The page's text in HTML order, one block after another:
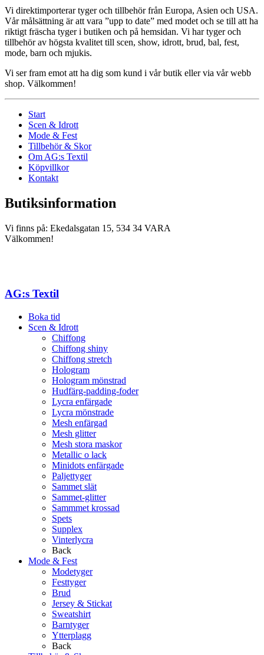
Vi direktimporterar tyger och tillbehör från Europa, Asien och USA.
Vår målsättning är att vara ”upp to date” med modet och se till att ha
riktigt fräscha tyger i butiken och på hemsidan. Vi har tyger och
tillbehör av högsta kvalitet till scen, show, idrott, brud, bal, fest,
mode, barn och mjukis.
Vi ser fram emot att ha dig som kund i vår butik eller via vår webb
shop. Välkommen!
Start
Scen & Idrott
Mode & Fest
Tillbehör & Skor
Om AG:s Textil
Köpvillkor
Kontakt
Butiksinformation
Vi finns på: Ekedalsgatan 15, 534 34 VARA
Välkommen!
AG:s Textil
Boka tid
Scen & Idrott
Chiffong
Chiffong shiny
Chiffong stretch
Hologram
Hologram mönstrad
Hudfärg-padding-foder
Lycra enfärgade
Lycra mönstrade
Mesh enfärgad
Mesh glitter
Mesh stora maskor
Metallic o lack
Minidots enfärgade
Paljettyger
Sammet slät
Sammet-glitter
Sammmet krossad
Spets
Supplex
Vinterlycra
Back
Mode & Fest
Modetyger
Festtyger
Brud
Jersey & Stickat
Sweatshirt
Barntyger
Ytterplagg
Back